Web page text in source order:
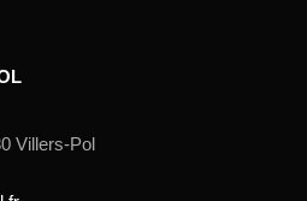
Villers-Pol